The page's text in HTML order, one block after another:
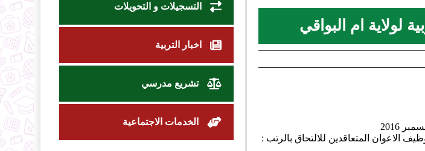
2016
الاعوان المتعاقدين للالتحاق بالرتب :
التسجيلات و التحويلات
اخبار التربية
تشريع مدرسي
الخدمات الاجتماعية